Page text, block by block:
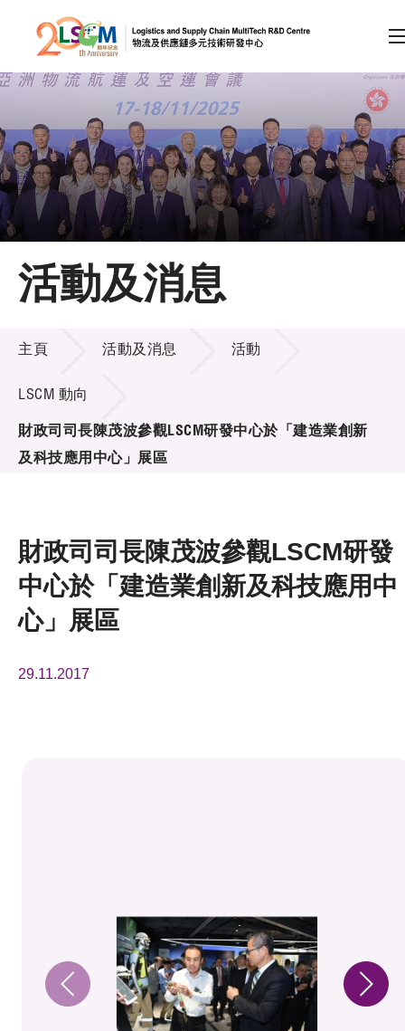
跳到內容（按回車鍵）
會員登入
A A EN 繁 简
主頁
關於LSCM
技術商品化
項目及資助計劃
活動及消息
活動
新聞中心
資訊中心
活動及消息
活動及消息
主頁 活動及消息 活動
LSCM 動向
財政司司長陳茂波參觀LSCM研發中心於「建造業創新
及科技應用中心」展區
財政司司長陳茂波參觀LSCM研發
中心於「建造業創新及科技應用中
心」展區
29.11.2017